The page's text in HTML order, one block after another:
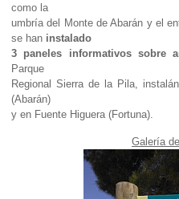
como la
umbría del Monte de Abarán y el
se han instalado
3 paneles informativos sobre
Parque
Regional Sierra de la Pila,
(Abarán)
y en Fuente Higuera (Fortuna).
Galería